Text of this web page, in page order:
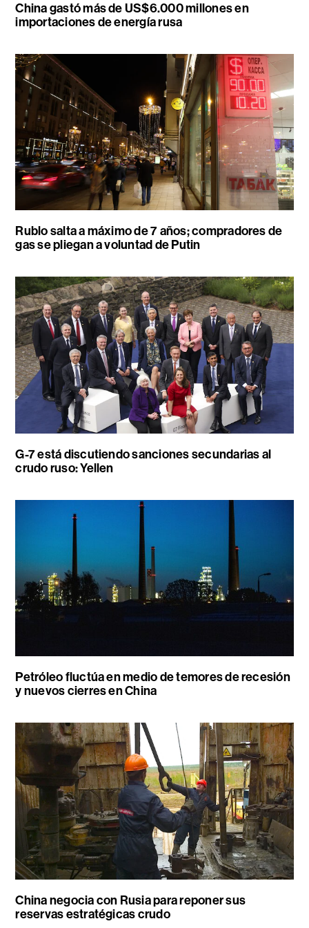
China gastó más de US$6.000 millones en
importaciones de energía rusa
Rublo salta a máximo de 7 años; compradores de
gas se pliegan a voluntad de Putin
G-7 está discutiendo sanciones secundarias al
crudo ruso: Yellen
Petróleo fluctúa en medio de temores de recesión
y nuevos cierres en China
China negocia con Rusia para reponer sus
reservas estratégicas crudo